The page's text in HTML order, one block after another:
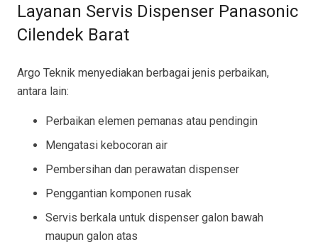
Layanan Servis Dispenser Panasonic
Cilendek Barat
Argo Teknik menyediakan berbagai jenis perbaikan,
antara lain:
Perbaikan elemen pemanas atau pendingin
Mengatasi kebocoran air
Pembersihan dan perawatan dispenser
Penggantian komponen rusak
Servis berkala untuk dispenser galon bawah
maupun galon atas